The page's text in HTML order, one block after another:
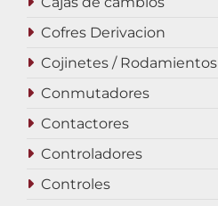
Cofres Derivacion
Cojinetes / Rodamientos
Conmutadores
Contactores
Controladores
Controles